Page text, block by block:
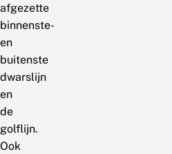
afgezette
binnenste-
en
buitenste
dwarslijn
en
de
golflijn.
Ook